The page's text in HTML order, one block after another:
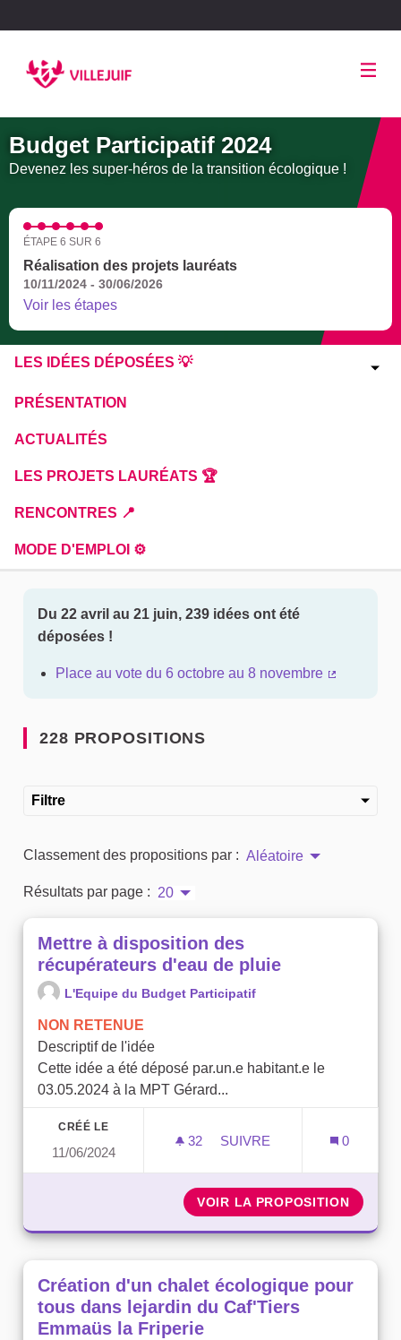
Budget Participatif 2024
Devenez les super-héros de la transition écologique !
ÉTAPE 6 SUR 6
Réalisation des projets lauréats
10/11/2024 - 30/06/2026
Voir les étapes
LES IDÉES DÉPOSÉES 💡
PRÉSENTATION
ACTUALITÉS
LES PROJETS LAURÉATS 🏆
RENCONTRES 📍
MODE D'EMPLOI ⚙️
Du 22 avril au 21 juin, 239 idées ont été
déposées !
Place au vote du 6 octobre au 8 novembre
228 PROPOSITIONS
Filtre
Classement des propositions par : Aléatoire
Résultats par page : 20
Mettre à disposition des
récupérateurs d'eau de pluie
L'Equipe du Budget Participatif
NON RETENUE
Descriptif de l'idée
Cette idée a été déposé par.un.e habitant.e le
03.05.2024 à la MPT Gérard...
CRÉÉ LE
11/06/2024
32 32 ABONNÉS
SUIVRE
0
VOIR LA PROPOSITION
Création d'un chalet écologique pour
tous dans lejardin du Caf'Tiers
Emmaüs la Friperie